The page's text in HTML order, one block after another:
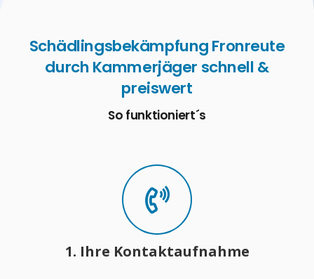
Schädlingsbekämpfung Fronreute
durch Kammerjäger schnell &
preiswert
So funktioniert´s
1. Ihre Kontaktaufnahme